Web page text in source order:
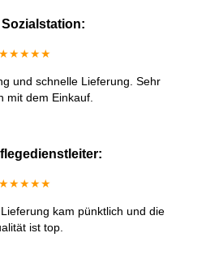
Sozialstation:
★★★★★
und schnelle Lieferung. Sehr
mit dem Einkauf.
★★★★★
kam pünktlich und die
ist top.